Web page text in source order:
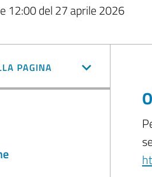
12:00 del 27 aprile 2026
PAGINA